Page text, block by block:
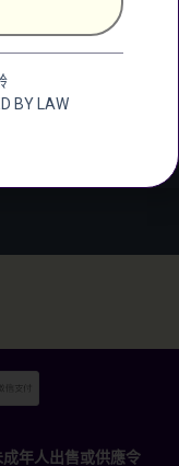
Industrial
25 Shing
Territerory
年人出售或供應令
BY LAW